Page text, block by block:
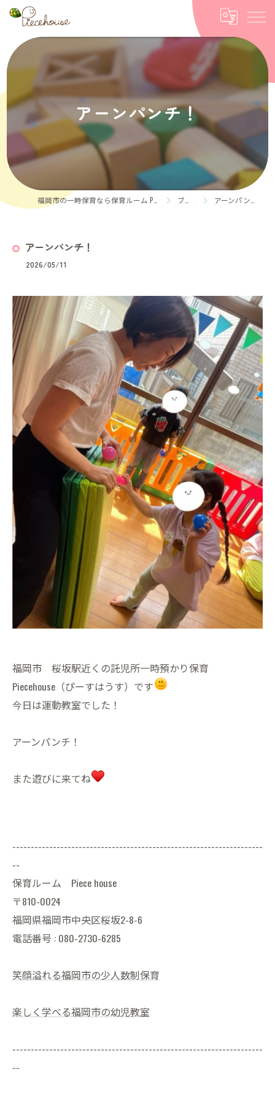
アーンパンチ！
ブログ アーンパンチ！
アーンパンチ！
2026/05/11
福岡市 桜坂駅近くの託児所一時預かり保育
Piecehouse（ぴーすはうす）です
今日は運動教室でした！
アーンパンチ！
また遊びに来てね
--------------------------------------------------------------------
--
保育ルーム Piece house
〒810-0024
福岡県福岡市中央区桜坂2-8-6
電話番号 : 080-2730-6285
笑顔溢れる福岡市の少人数制保育
楽しく学べる福岡市の幼児教室
--------------------------------------------------------------------
--